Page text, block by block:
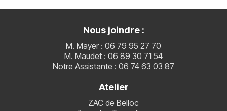
Nous joindre :
M. Mayer : 06 79 95 27 70
M. Maudet : 06 89 30 71 54
Notre Assistante : 06 74 63 03 87
Atelier
ZAC de Belloc